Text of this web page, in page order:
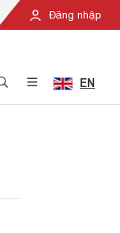
Đăng nhập
EN